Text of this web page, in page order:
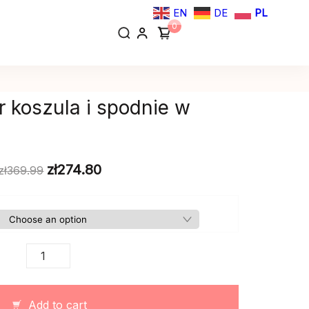
EN DE PL
0
koszula i spodnie w
369.99 zł274.80
Damski
koszula
Add to cart